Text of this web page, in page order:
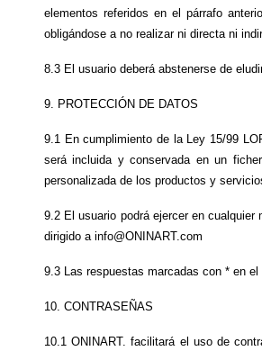
elementos referidos en el párrafo
obligándose a no realizar ni directa ni
8.3 El usuario deberá abstenerse de
9. PROTECCIÓN DE DATOS
9.1 En cumplimiento de la Ley 15/99
será incluida y conservada en un
personalizada de los productos y
9.2 El usuario podrá ejercer en
dirigido a info@ONINART.com
9.3 Las respuestas marcadas con * en
10. CONTRASEÑAS
10.1 ONINART. facilitará el uso de